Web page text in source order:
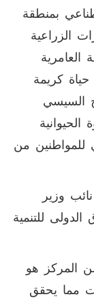
بمنطقة
الزراعية
حياة كريمة
السيسي
الحيوانية
للمواطنين من
وزير
للتنمية
المركز هو
مما يحقق